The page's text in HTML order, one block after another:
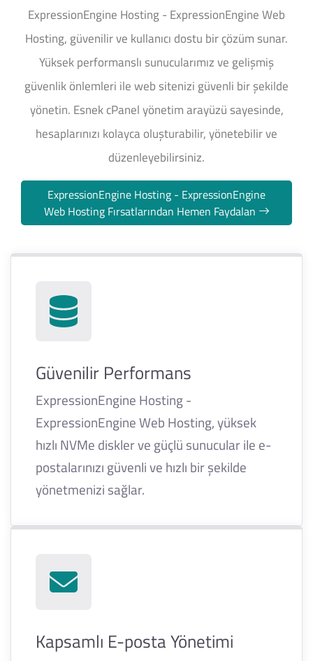
ExpressionEngine Hosting - ExpressionEngine Web
Hosting, güvenilir ve kullanıcı dostu bir çözüm sunar.
Yüksek performanslı sunucularımız ve gelişmiş
güvenlik önlemleri ile web sitenizi güvenli bir şekilde
yönetin. Esnek cPanel yönetim arayüzü sayesinde,
hesaplarınızı kolayca oluşturabilir, yönetebilir ve
düzenleyebilirsiniz.
ExpressionEngine Hosting - ExpressionEngine
Web Hosting Fırsatlarından Hemen Faydalan
Güvenilir Performans
ExpressionEngine Hosting -
ExpressionEngine Web Hosting, yüksek
hızlı NVMe diskler ve güçlü sunucular ile e-
postalarınızı güvenli ve hızlı bir şekilde
yönetmenizi sağlar.
Kapsamlı E-posta Yönetimi